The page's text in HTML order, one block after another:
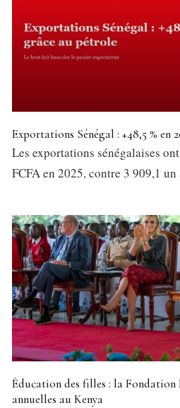
Exportations Sénégal : +48,5 % en
Les exportations sénégalaises
FCFA en 2025, contre 3 909,1
Éducation des filles : la Fondation
annuelles au Kenya